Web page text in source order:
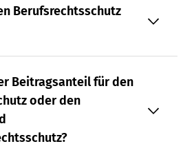
Berufsrechtsschutz
Beitragsanteil für den
oder den